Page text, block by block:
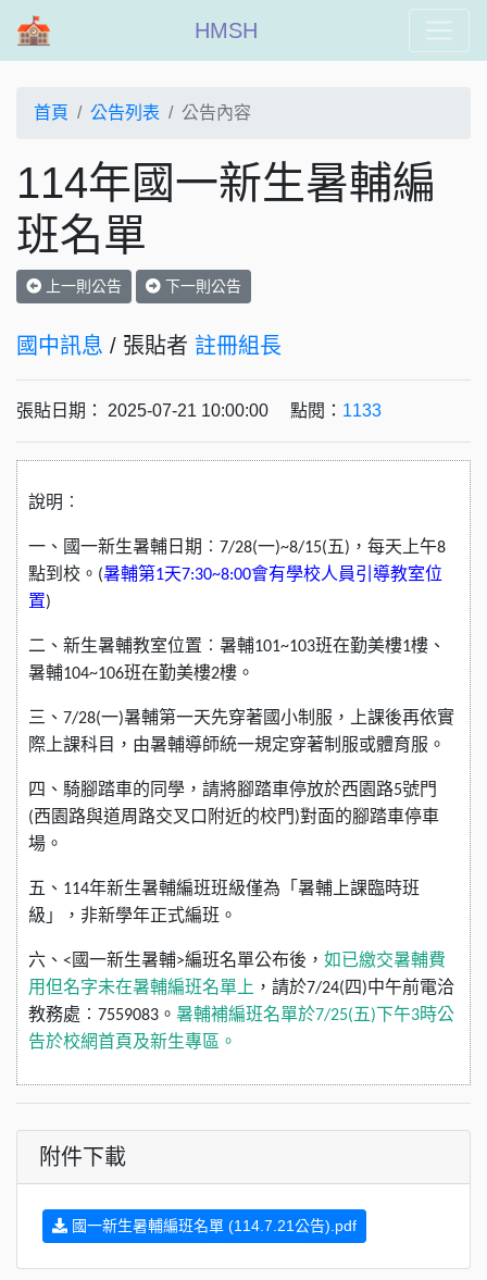
HMSH
首頁 公告列表 公告內容
114年國一新生暑輔編
班名單
上一則公告 下一則公告
國中訊息 / 張貼者 註冊組長
張貼日期： 2025-07-21 10:00:00 點閱： 1133
說明︰
一、國一新生暑輔日期︰ 7/28(一)~8/15(五) ，每天上午8
點到校。(暑輔第1天7:30~8:00會有學校人員引導教室位
置)
二、新生暑輔教室位置︰暑輔101~103班在勤美樓1樓、
暑輔104~106班在勤美樓2樓。
三、 7/28(一)暑輔第一天先穿著國小制服，上課後再依實
際上課科目，由暑輔導師統一規定穿著制服或體育服。
四、騎腳踏車的同學，請將腳踏車停放於西園路5號門
(西園路與道周路交叉口附近的校門)對面的腳踏車停車
場。
五、 114年新生暑輔編班班級僅為「暑輔上課臨時班
級」，非新學年正式編班。
六 、 < 國一新生暑輔>編班名單公布後， 如已繳交暑輔費
用但名字未在暑輔編班名單上 ，請於7/24(四)中午前電洽
教務處︰ 7559083 。 暑輔補編班名單於7/25(五) 下午3時公
告於校網首頁及新生專區。
附件下載
國一新生暑輔編班名單 (114.7.21公告).pdf